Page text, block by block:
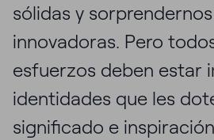
sólidas y
innovadoras. Pero
esfuerzos deben estar
identidades que les
significado e